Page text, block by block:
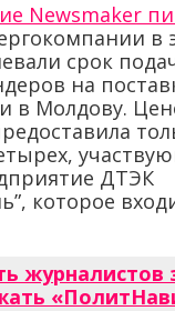
Newsmaker
в
срок
на
в Молдову.
ДТЭК
которое
журналистов